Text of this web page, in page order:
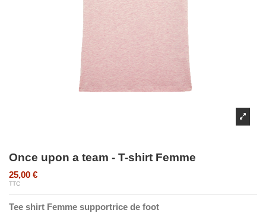
Once upon a team - T-shirt Femme
25,00 €
TTC
Tee shirt Femme supportrice de foot